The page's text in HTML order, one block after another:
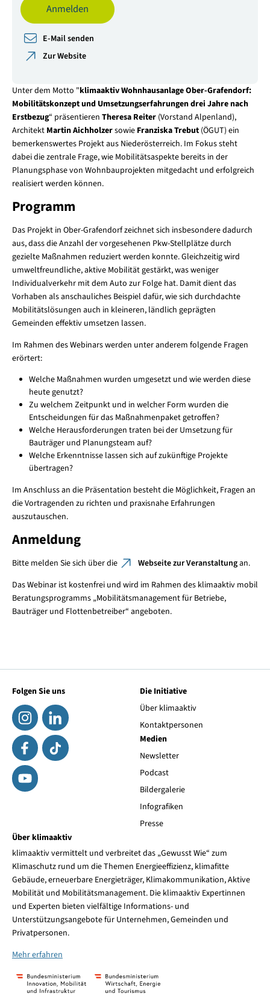
Unter dem Motto "klimaaktiv Wohnhausanlage Ober-Grafendorf:
Mobilitätskonzept und Umsetzungserfahrungen drei Jahre nach
Erstbezug“ präsentieren Theresa Reiter(Vorstand Alpenland),
Architekt Martin Aichholzersowie Franziska Trebut (ÖGUT) ein
bemerkenswertes Projekt aus Niederösterreich. Im Fokus steht
dabei die zentrale Frage, wie Mobilitätsaspekte bereits in der
Planungsphase von Wohnbauprojekten mitgedacht und erfolgreich
realisiert werden können.
Programm
Das Projekt in Ober-Grafendorf zeichnet sich insbesondere dadurch
aus, dass die Anzahl der vorgesehenen Pkw-Stellplätze durch
gezielte Maßnahmen reduziert werden konnte. Gleichzeitig wird
umweltfreundliche, aktive Mobilität gestärkt, was weniger
Individualverkehr mit dem Auto zur Folge hat. Damit dient das
Vorhaben als anschauliches Beispiel dafür, wie sich durchdachte
Mobilitätslösungen auch in kleineren, ländlich geprägten
Gemeinden effektiv umsetzen lassen.
Im Rahmen des Webinars werden unter anderem folgende Fragen
erörtert:
Welche Maßnahmen wurden umgesetzt und wie werden diese
heute genutzt?
Zu welchem Zeitpunkt und in welcher Form wurden die
Entscheidungen für das Maßnahmenpaket getroffen?
Welche Herausforderungen traten bei der Umsetzung für
Bauträger und Planungsteam auf?
Welche Erkenntnisse lassen sich auf zukünftige Projekte
übertragen?
Im Anschluss an die Präsentation besteht die Möglichkeit, Fragen an
die Vortragenden zu richten und praxisnahe Erfahrungen
auszutauschen.
Anmeldung
Bitte melden Sie sich über die Webseite zur Veranstaltungan.
Das Webinar ist kostenfrei und wird im Rahmen des klimaaktiv mobil
Beratungsprogramms „Mobilitätsmanagement für Betriebe,
Bauträger und Flottenbetreiber“ angeboten.
Anmelden
E-Mail senden
Zur Website
Folgen Sie uns
Die Initiative
Über klimaaktiv
Kontaktpersonen
Medien
Newsletter
Podcast
Bildergalerie
Infografiken
Presse
Über klimaaktiv
klimaaktiv vermittelt und verbreitet das „Gewusst Wie“ zum
Klimaschutz rund um die Themen Energieeffizienz, klimafitte
Gebäude, erneuerbare Energieträger, Klimakommunikation, Aktive
Mobilität und Mobilitätsmanagement. Die klimaaktiv Expertinnen
und Experten bieten vielfältige Informations- und
Unterstützungsangebote für Unternehmen, Gemeinden und
Privatpersonen.
Mehr erfahren